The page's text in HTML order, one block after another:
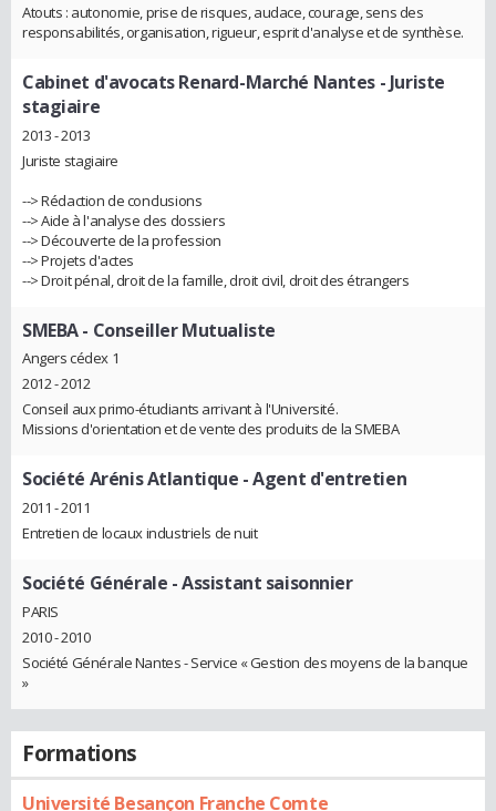
Atouts : autonomie, prise de risques, audace, courage, sens des
responsabilités, organisation, rigueur, esprit d'analyse et de synthèse.
Cabinet d'avocats Renard-Marché Nantes - Juriste
stagiaire
2013 - 2013
Juriste stagiaire
--> Rédaction de conclusions
--> Aide à l'analyse des dossiers
--> Découverte de la profession
--> Projets d'actes
--> Droit pénal, droit de la famille, droit civil, droit des étrangers
SMEBA- Conseiller Mutualiste
Angers cédex 1
2012 - 2012
Conseil aux primo-étudiants arrivant à l'Université.
Missions d'orientation et de vente des produits de la SMEBA
Société Arénis Atlantique - Agent d'entretien
2011 - 2011
Entretien de locaux industriels de nuit
Société Générale - Assistant saisonnier
PARIS
2010 - 2010
Société Générale Nantes - Service « Gestion des moyens de la banque
»
Formations
Université Besançon Franche Comte